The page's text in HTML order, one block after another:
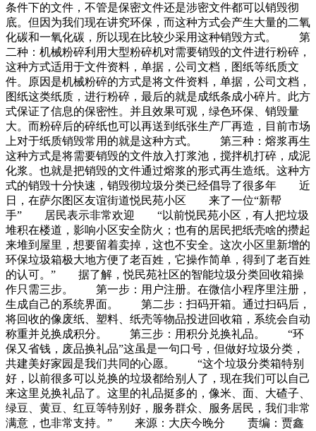
条件下的文件，不管是保密文件还是涉密文件都可以销毁彻
底。但因为我们现在讲究环保，而这种方式会产生大量的二氧
化碳和一氧化碳，所以现在比较少采用这种销毁方式。 第
二种：机械粉碎利用大型粉碎机对需要销毁的文件进行粉碎，
这种方式适用于文件资料，单据，公司文档，图纸等纸质文
件。原因是机械粉碎的方式是将文件资料，单据，公司文档，
图纸这类纸质，进行粉碎，最后的就是成纸条成小碎片。此方
式保证了信息的保密性。并且效果可观，绿色环保、销毁量
大。而粉碎后的碎纸也可以再送到纸张生产厂再造，目前市场
上对于纸质销毁常用的就是这种方式。 第三种：熔浆再生
这种方式是将需要销毁的文件放入打浆池，搅拌机打碎，成泥
化浆。也就是把销毁的文件通过熔浆的形式再生造纸。这种方
式的销毁十分快速，销毁彻垃圾分类已经倡导了很多年 近
日，在萨尔图区友谊街道悦民苑小区 来了一位“新帮
手” 居民表示非常欢迎 “以前悦民苑小区，有人把垃圾
堆积在楼道，影响小区安全防火；也有的居民把纸壳啥的攒起
来堆到屋里，想要留着卖掉，这也不安全。这次小区里新增的
环保垃圾箱极大地方便了老百姓，它操作简单，得到了老百姓
的认可。” 据了解，悦民苑社区的智能垃圾分类回收箱操
作只需三步。 第一步：用户注册。在微信小程序里注册，
生成自己的系统界面。 第二步：扫码开箱。通过扫码后，
将回收的像废纸、塑料、纸壳等物品投进回收箱，系统会自动
称重并兑换成积分。 第三步：用积分兑换礼品。 “环
保又省钱，废品换礼品”这虽是一句口号，但做好垃圾分类，
共建美好家园是我们共同的心愿。 “这个垃圾分类箱特别
好，以前很多可以兑换的垃圾都给别人了，现在我们可以自己
来这里兑换礼品了。这里的礼品挺多的，像米、面、大碴子、
绿豆、黄豆、红豆等特别好，服务群众、服务居民，我们非常
满意，也非常支持。” 来源：大庆今晚分 责编：贾鑫